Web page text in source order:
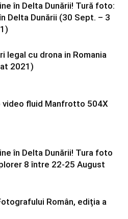
în Delta Dunării! Tură foto:
Delta Dunării (30 Sept. – 3
legal cu drona in Romania
2021)
video fluid Manfrotto 504X
în Delta Dunării! Tura foto
8 între 22-25 August
Român, ediția a